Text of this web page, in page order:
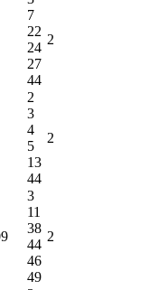
7
22
24
27
44
2
2
3
4
5
13
44
2
3
11
38
44
46
49
2